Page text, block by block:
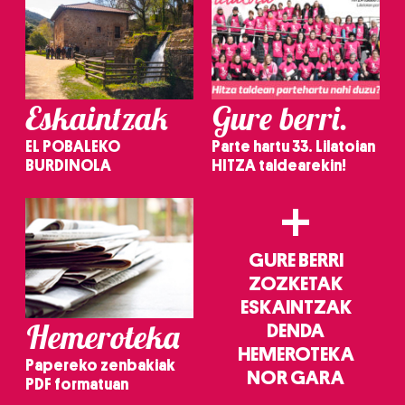
Eskaintzak
EL POBALEKO
BURDINOLA
Gure berri.
Parte hartu 33. Lilatoian
HITZA taldearekin!
Hemeroteka
Papereko zenbakiak
PDF formatuan
+
GURE BERRI
ZOZKETAK
ESKAINTZAK
DENDA
HEMEROTEKA
NOR GARA